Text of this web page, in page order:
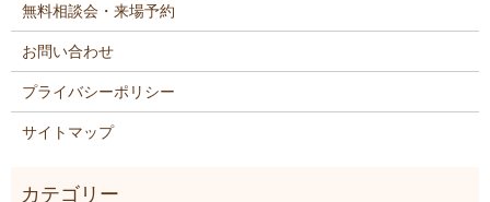
無料相談会・来場予約
お問い合わせ
プライバシーポリシー
サイトマップ